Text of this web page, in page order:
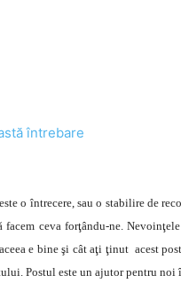
întrebare
o întrecere, sau o stabilire de
facem ceva forţându-ne.
e bine şi cât aţi ţinut acest
Postul este un ajutor pentru